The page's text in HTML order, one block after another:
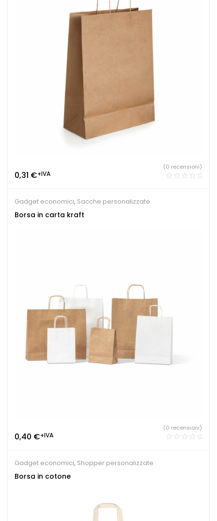
0,31 €+IVA
(0 recensioni)
Gadget economici, Sacche personalizzate
Borsa in carta kraft
0,40 €+IVA
(0 recensioni)
Gadget economici, Shopper personalizzate
Borsa in cotone